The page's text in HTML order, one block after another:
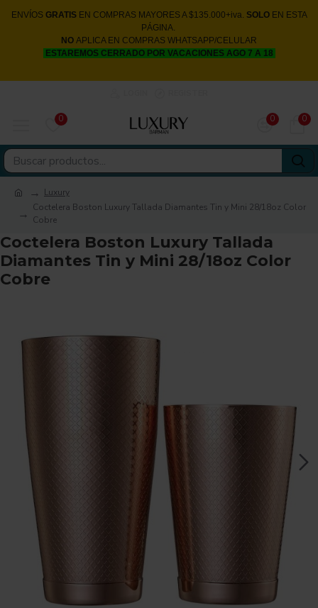
ENVÍOS GRATISEN COMPRAS MAYORES A $135.000+iva. SOLOEN ESTA
PÁGINA.
NO APLICA EN COMPRAS WHATSAPP/CELULAR
ESTAREMOS CERRADO POR VACACIONES AGO 7 A 18
0 0 0
Luxury
Coctelera Boston Luxury Tallada Diamantes Tin y Mini 28/18oz Color
Cobre
Coctelera Boston Luxury Tallada
Diamantes Tin y Mini 28/18oz Color
Cobre